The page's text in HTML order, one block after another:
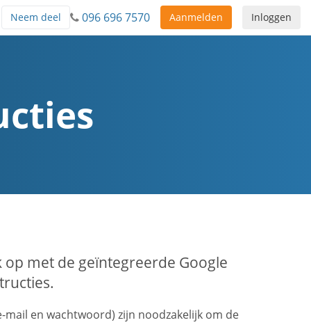
Inloggen
Aanmelden
096 696 7570
Neem deel
met de geïntegreerde Google
en wachtwoord) zijn noodzakelijk om de